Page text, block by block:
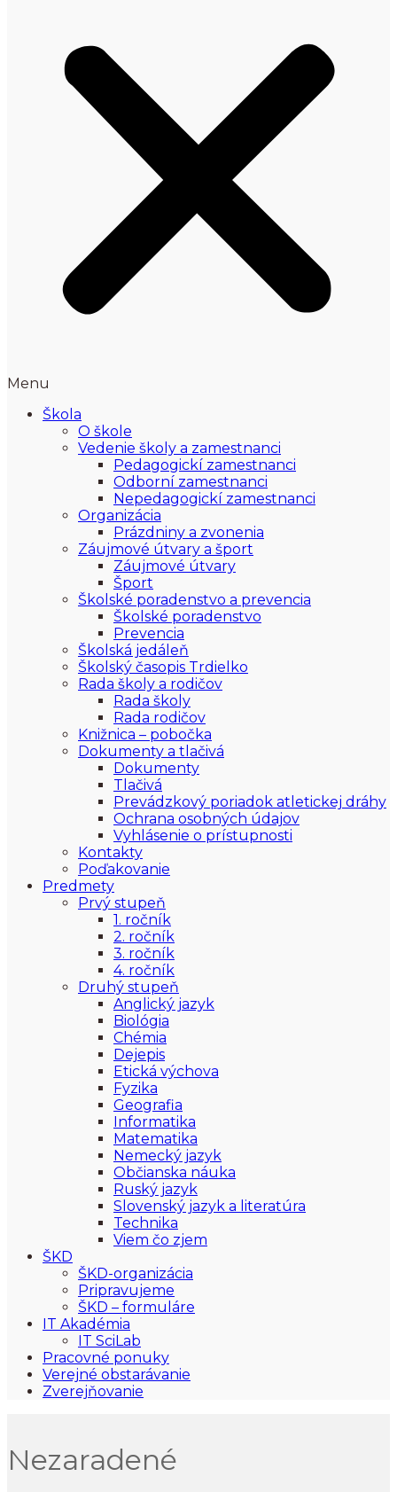
Menu
Škola
O škole
Vedenie školy a zamestnanci
Pedagogickí zamestnanci
Odborní zamestnanci
Nepedagogickí zamestnanci
Organizácia
Prázdniny a zvonenia
Záujmové útvary a šport
Záujmové útvary
Šport
Školské poradenstvo a prevencia
Školské poradenstvo
Prevencia
Školská jedáleň
Školský časopis Trdielko
Rada školy a rodičov
Rada školy
Rada rodičov
Knižnica – pobočka
Dokumenty a tlačivá
Dokumenty
Tlačivá
Prevádzkový poriadok atletickej dráhy
Ochrana osobných údajov
Vyhlásenie o prístupnosti
Kontakty
Poďakovanie
Predmety
Prvý stupeň
1. ročník
2. ročník
3. ročník
4. ročník
Druhý stupeň
Anglický jazyk
Biológia
Chémia
Dejepis
Etická výchova
Fyzika
Geografia
Informatika
Matematika
Nemecký jazyk
Občianska náuka
Ruský jazyk
Slovenský jazyk a literatúra
Technika
Viem čo zjem
ŠKD
ŠKD-organizácia
Pripravujeme
ŠKD – formuláre
IT Akadémia
IT SciLab
Pracovné ponuky
Verejné obstarávanie
Zverejňovanie
Nezaradené